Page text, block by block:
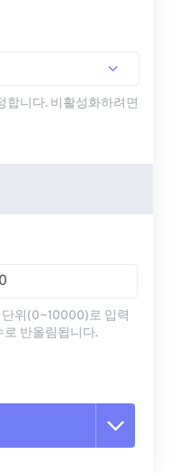
합니다. 비활성화하려면
위(0~10000)로 입력
로 반올림됩니다.